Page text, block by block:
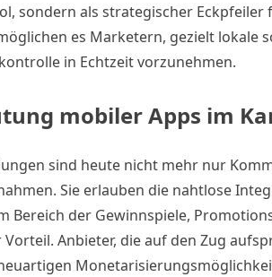
sondern als strategischer
es Marketern, gezielt lokale
in Echtzeit vorzunehmen.
mobiler Apps im
sind heute nicht mehr nur
Sie erlauben die nahtlose
Bereich der Gewinnspiele,
Vorteil. Anbieter, die auf den Zug